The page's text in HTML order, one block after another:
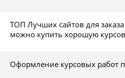
ТОП Лучших сайтов для
можно купить хорошую
Оформление курсовых работ